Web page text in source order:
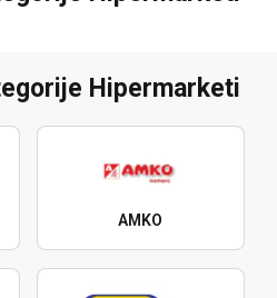
Hipermarketi
AMKO